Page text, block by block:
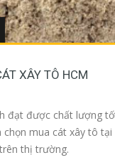
XÂY TÔ HCM
đạt được chất lượng
chọn mua cát xây tô
thị trường.